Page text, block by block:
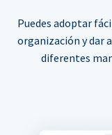
Puedes adoptar
organización y dar
diferentes